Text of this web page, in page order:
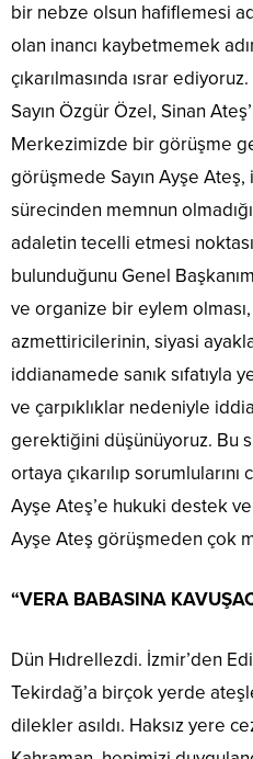
bir nebze olsun hafiflemesi
olan inancı kaybetmemek
çıkarılmasında ısrar
Sayın Özgür Özel, Sinan
Merkezimizde bir görüşme
görüşmede Sayın Ayşe
sürecinden memnun
adaletin tecelli etmesi
bulunduğunu Genel
ve organize bir eylem
azmettiricilerinin, siyasi
iddianamede sanık sıfatıyla
ve çarpıklıklar nedeniyle
gerektiğini düşünüyoruz. Bu
ortaya çıkarılıp sorumlularını
Ayşe Ateş’e hukuki destek
Ayşe Ateş görüşmeden çok
“VERA BABASINA
Dün Hıdrellezdi. İzmir’den
Tekirdağ’a birçok yerde
dilekler asıldı. Haksız yere